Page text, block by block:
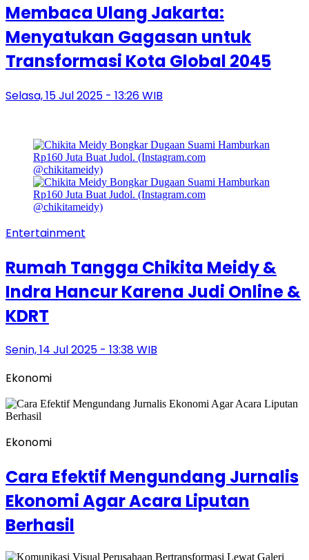
Membaca Ulang Jakarta:
Menyatukan Gagasan untuk
Transformasi Kota Global 2045
Selasa, 15 Jul 2025 - 13:26 WIB
Entertainment
Rumah Tangga Chikita Meidy &
Indra Hancur Karena Judi Online &
KDRT
Senin, 14 Jul 2025 - 13:38 WIB
Ekonomi
Ekonomi
Cara Efektif Mengundang Jurnalis
Ekonomi Agar Acara Liputan
Berhasil